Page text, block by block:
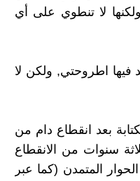
لا تنطوي على أي
فيها اطروحتي, ولكن لا
بعد انقطاع دام من
أنهي ثلاثة سنوات من الانقطاع
المتمدن (كما عبر